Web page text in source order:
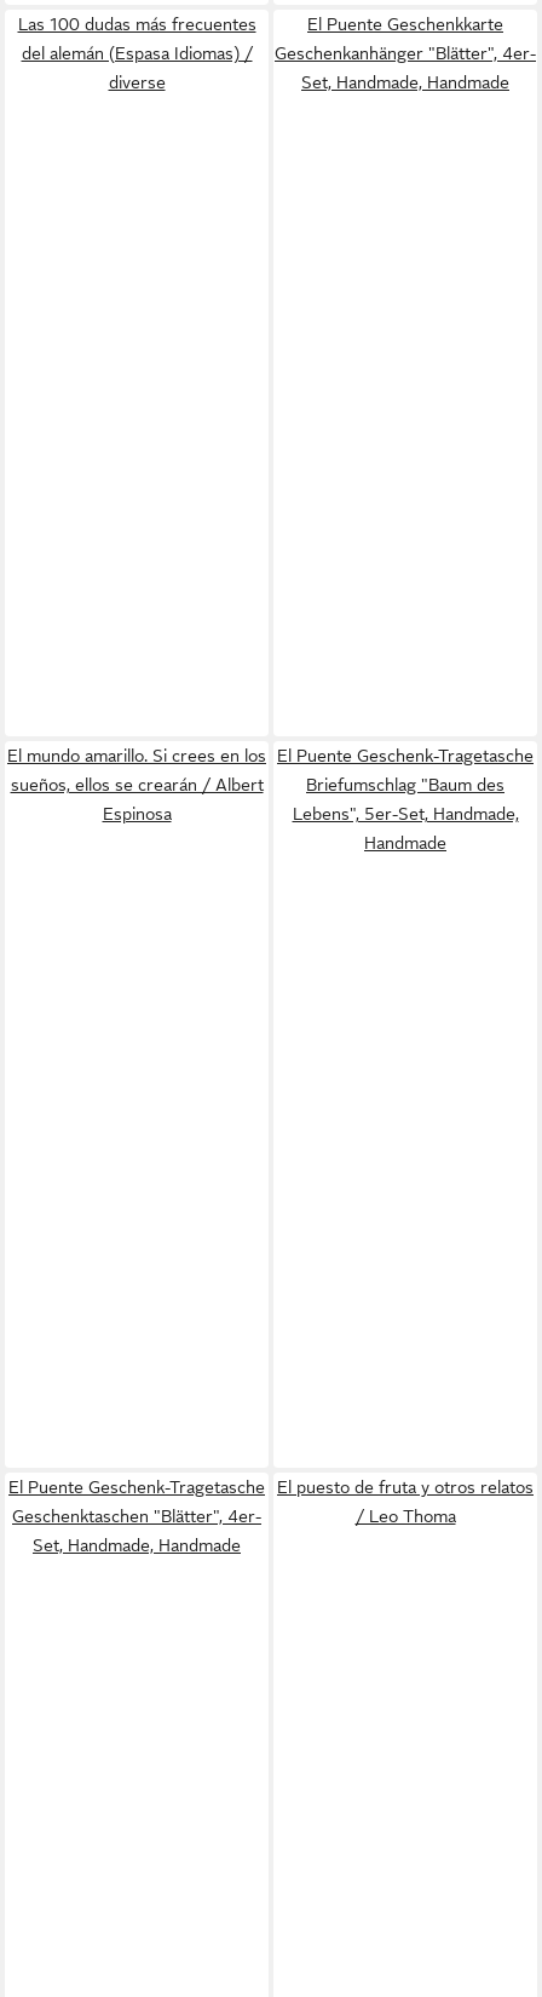
Las 100 dudas más frecuentes
del alemán (Espasa Idiomas) /
diverse
El Puente Geschenkkarte
Geschenkanhänger "Blätter", 4er-
Set, Handmade, Handmade
El mundo amarillo. Si crees en los
sueños, ellos se crearán / Albert
Espinosa
El Puente Geschenk-Tragetasche
Briefumschlag "Baum des
Lebens", 5er-Set, Handmade,
Handmade
El Puente Geschenk-Tragetasche
Geschenktaschen "Blätter", 4er-
Set, Handmade, Handmade
El puesto de fruta y otros relatos
/ Leo Thoma